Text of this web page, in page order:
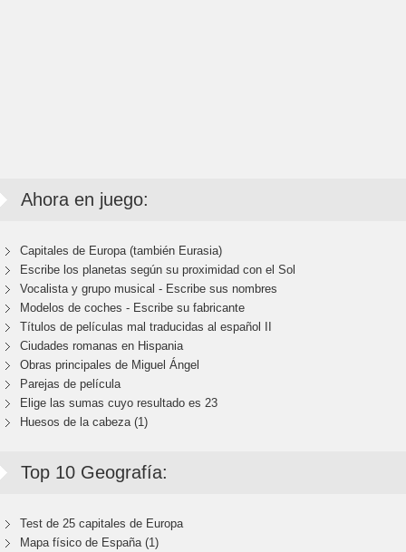
Ahora en juego:
Capitales de Europa (también Eurasia)
Escribe los planetas según su proximidad con el Sol
Vocalista y grupo musical - Escribe sus nombres
Modelos de coches - Escribe su fabricante
Títulos de películas mal traducidas al español II
Ciudades romanas en Hispania
Obras principales de Miguel Ángel
Parejas de película
Elige las sumas cuyo resultado es 23
Huesos de la cabeza (1)
Top 10 Geografía:
Test de 25 capitales de Europa
Mapa físico de España (1)